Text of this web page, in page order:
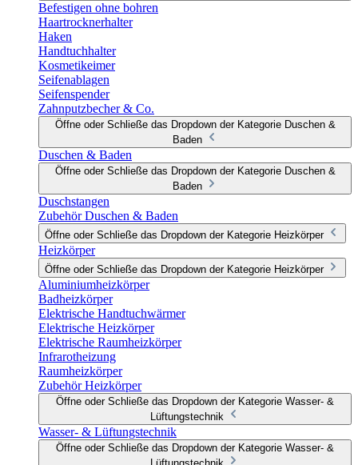
Befestigen ohne bohren
Haartrocknerhalter
Haken
Handtuchhalter
Kosmetikeimer
Seifenablagen
Seifenspender
Zahnputzbecher & Co.
Öffne oder Schließe das Dropdown der Kategorie Duschen &
Baden
Duschen & Baden
Öffne oder Schließe das Dropdown der Kategorie Duschen &
Baden
Duschstangen
Zubehör Duschen & Baden
Öffne oder Schließe das Dropdown der Kategorie Heizkörper
Heizkörper
Öffne oder Schließe das Dropdown der Kategorie Heizkörper
Aluminiumheizkörper
Badheizkörper
Elektrische Handtuchwärmer
Elektrische Heizkörper
Elektrische Raumheizkörper
Infrarotheizung
Raumheizkörper
Zubehör Heizkörper
Öffne oder Schließe das Dropdown der Kategorie Wasser- &
Lüftungstechnik
Wasser- & Lüftungstechnik
Öffne oder Schließe das Dropdown der Kategorie Wasser- &